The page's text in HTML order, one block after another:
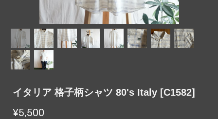
イタリア 格子柄シャツ 80's Italy [C1582]
¥5,500